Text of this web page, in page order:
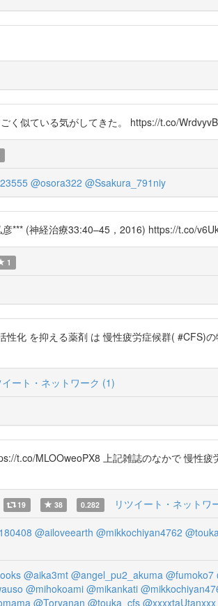
く似ている気がしてきた。 https://t.co/
@osora322 @Ssakura_791niy
*** (神経治療33:40–45，2016) https://t.co/
1
化 を抑える薬剤 は 慢性疲労症候群( #CFS)
イート・ネットワーク (1)
t.co/MLOOweoPX8 上記雑誌のなかで 慢性
19 38 0.282 リツイート・ネットワ
@ailoveearth @mikkochiyan4762
@aika3mt @angel_pu2_akuma @fumoko7
@mihokoami @mikankati
@Toryanan @touka_cfs @xxxxtaUtanxxx